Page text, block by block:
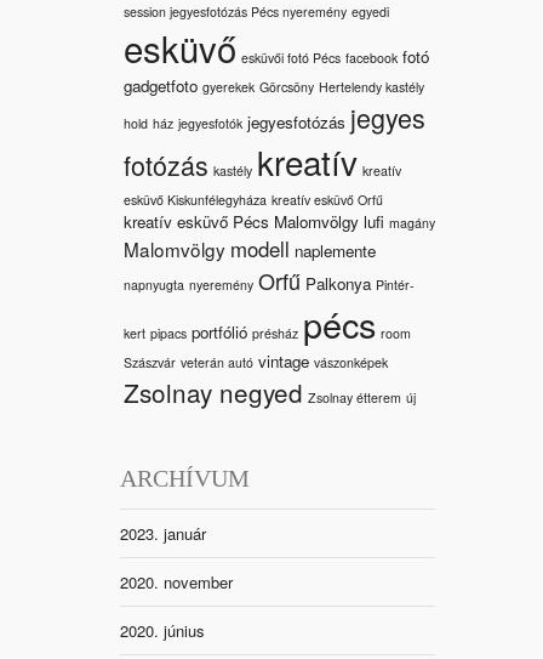
session jegyesfotózás Pécs nyeremény egyedi
esküvő esküvői fotó Pécs facebook fotó
gadgetfoto gyerekek Görcsöny Hertelendy kastély
hold ház jegyesfotók jegyesfotózás jegyes
fotózás kastély kreatív kreatív
esküvő Kiskunfélegyháza kreatív esküvő Orfű
kreatív esküvő Pécs Malomvölgy lufi magány
Malomvölgy modell naplemente
napnyugta nyeremény Orfű Palkonya Pintér-
kert pipacs portfólió présház pécs room
Szászvár veterán autó vintage vászonképek
Zsolnay negyed Zsolnay étterem új
ARCHÍVUM
2023. január
2020. november
2020. június